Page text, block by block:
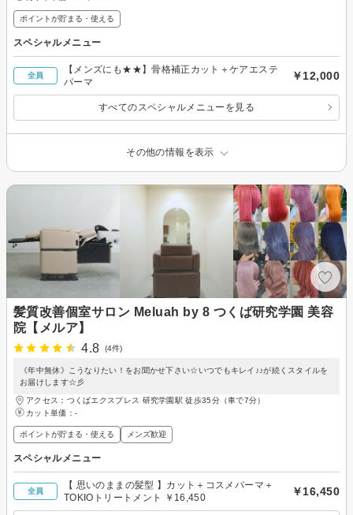
ポイントが貯まる・使える
スペシャルメニュー
全員
【メンズにも★★】骨格補正カット＋ケアエステ
パーマ
￥12,000
すべてのスペシャルメニューを見る
その他の情報を表示
髪質改善個室サロン Meluah by 8 つくば研究学園 美容
院【メルア】
4.8
(4件)
《年中無休》こうなりたい！をお聞かせ下さい☆いつでもキレイ♪♪が続くスタイルを
お届けします☆彡
アクセス：つくばエクスプレス 研究学園駅 徒歩35分（車で7分）
カット単価： -
ポイントが貯まる・使える メンズ歓迎
スペシャルメニュー
全員
【 思いのままの髪型 】カット＋コスメパーマ＋
TOKIOトリートメント ￥16,450
￥16,450